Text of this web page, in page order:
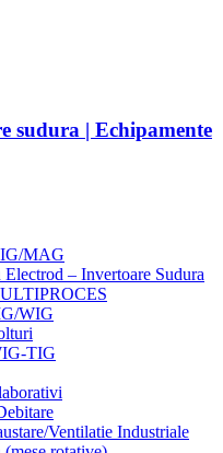
MAG
Electrod – Invertoare Sudura
WIG
TIG
Ventilatie Industriale